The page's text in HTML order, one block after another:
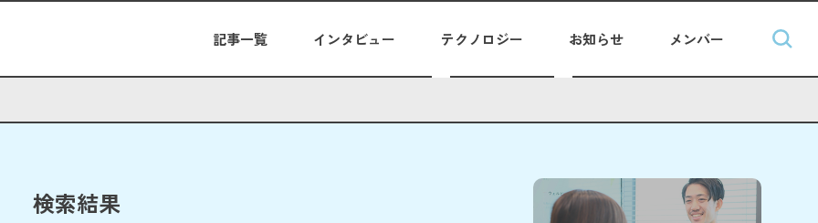
記事一覧 インタビュー テクノロジー お知らせ メンバー
検索結果